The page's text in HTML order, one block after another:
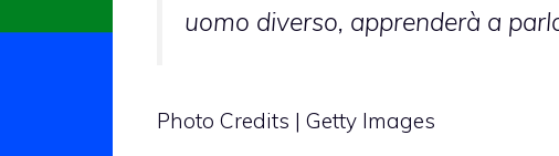
uomo diverso, apprenderà a
Photo Credits | Getty Images